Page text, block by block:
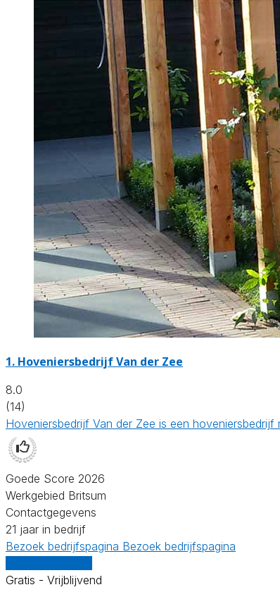
1. Hoveniersbedrijf Van der Zee
8.0
(14)
Hoveniersbedrijf Van der Zee is een
Goede Score 2026
Werkgebied Britsum
Contactgegevens
21 jaar in bedrijf
Bezoek bedrijfspagina Bezoek bedrijfspagina
Gratis - Vrijblijvend